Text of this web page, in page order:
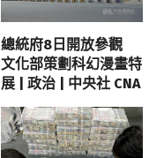
總統府8日開放參觀
文化部策劃科幻漫畫特
展 | 政治 | 中央社 CNA